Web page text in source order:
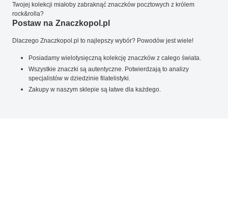
Twojej kolekcji miałoby zabraknąć znaczków pocztowych z królem
rock&rolla?
Postaw na Znaczkopol.pl
Dlaczego Znaczkopol.pl to najlepszy wybór? Powodów jest wiele!
Posiadamy wielotysięczną kolekcję znaczków z całego świata.
Wszystkie znaczki są autentyczne. Potwierdzają to analizy
specjalistów w dziedzinie filatelistyki.
Zakupy w naszym sklepie są łatwe dla każdego.